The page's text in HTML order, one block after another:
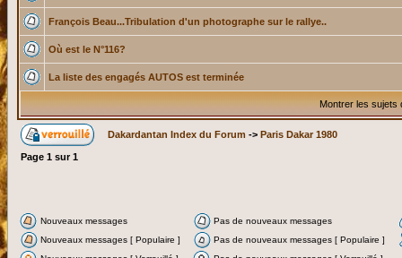
François Beau...Tribulation d'un photographe sur le rallye..
Où est le N°116?
La liste des engagés AUTOS est terminée
Montrer les sujets
Dakardantan Index du Forum -> Paris Dakar 1980
Page 1 sur1
Nouveaux messages
Pas de nouveaux messages
Nouveaux messages [ Populaire ]
Pas de nouveaux messages [ Populaire ]